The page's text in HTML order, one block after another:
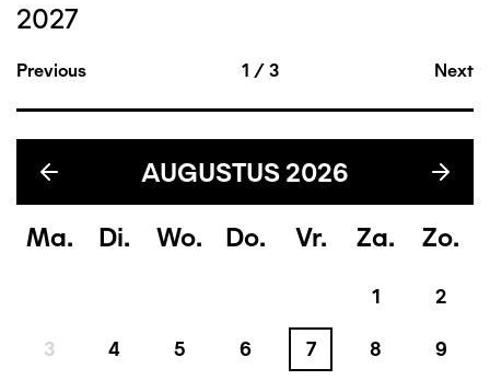
2027
Previous 1 / 3 Next
AUGUSTUS2026
Ma Di Wo Do Vr Za Zo
1 2
3 4 5 6 7 8 9